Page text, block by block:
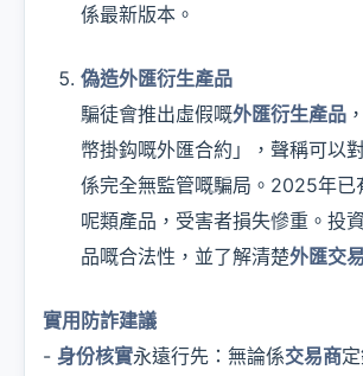
係最新版本。
偽造外匯衍生產品
騙徒會推出虛假嘅外匯衍生產品
幣掛鈎嘅外匯合約」，聲稱可以
係完全無監管嘅騙局。2025年已
呢類產品，受害者損失慘重。投
品嘅合法性，並了解清楚外匯交
實用防詐建議
- 身份核實永遠行先：無論係交易商